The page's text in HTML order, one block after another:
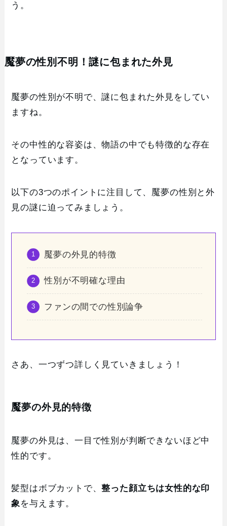
う。
魘夢の性別不明！謎に包まれた外見
魘夢の性別が不明で、謎に包まれた外見をしてい
ますね。
その中性的な容姿は、物語の中でも特徴的な存在
となっています。
以下の3つのポイントに注目して、魘夢の性別と外
見の謎に迫ってみましょう。
魘夢の外見的特徴
性別が不明確な理由
ファンの間での性別論争
さあ、一つずつ詳しく見ていきましょう！
魘夢の外見的特徴
魘夢の外見は、一目で性別が判断できないほど中
性的です。
髪型はボブカットで、整った顔立ちは女性的な印
象 を与えます。